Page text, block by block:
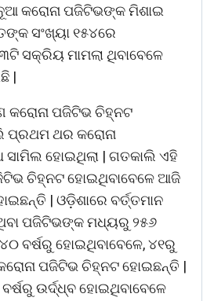
କରୋନା ପଜିଟିଭଙ୍କ ମିଶାଇ
ସଂଖ୍ୟା ୧୫୪ରେ
ସକ୍ରିୟ ମାମଲା ଥିବାବେଳେ
|
କରୋନା ପଜିଟିଭ ଚିହ୍ନଟ
ପ୍ରଥମ ଥର କରୋନା
ହୋଇଥିଲା | ଗତକାଲି ଏହି
ଚିହ୍ନଟ ହୋଇଥିବାବେଳେ ଆଜି
| ଓଡ଼ିଶାରେ ବର୍ତ୍ତମାନ
ପଜିଟିଭଙ୍କ ମଧ୍ୟରୁ ୨୫୬
ବର୍ଷରୁ ହୋଇଥିବାବେଳେ, ୪୧ରୁ
ପଜିଟିଭ ଚିହ୍ନଟ ହୋଇଛନ୍ତି |
ଉର୍ଦ୍ଧ୍ବ ହୋଇଥିବାବେଳେ